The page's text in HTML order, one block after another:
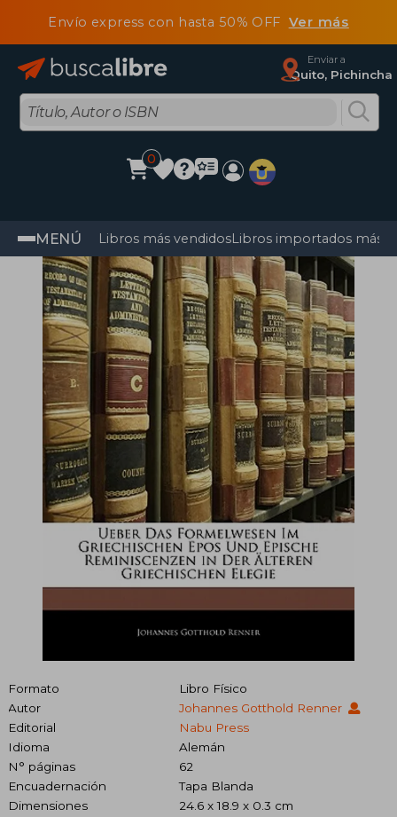
Envío express con hasta 50% OFF Ver más
Enviar a
Quito, Pichincha
0
MENÚ Libros más vendidosLibros importados más
Formato
Libro Físico
Autor
Johannes Gotthold Renner
Editorial
Nabu Press
Idioma
Alemán
N° páginas
62
Encuadernación
Tapa Blanda
Dimensiones
24.6 x 18.9 x 0.3 cm